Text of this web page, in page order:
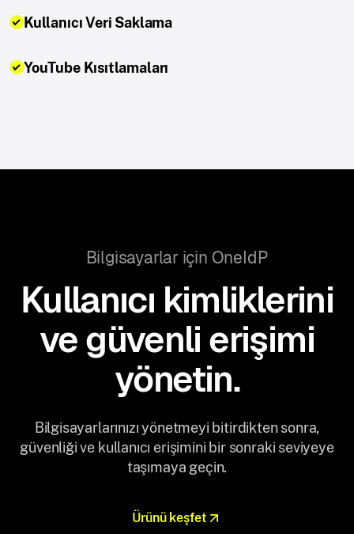
Kullanıcı Veri Saklama
YouTube Kısıtlamaları
Bilgisayarlar için OneIdP
Kullanıcı kimliklerini
ve güvenli erişimi
yönetin.
Bilgisayarlarınızı yönetmeyi bitirdikten sonra,
güvenliği ve kullanıcı erişimini bir sonraki seviyeye
taşımaya geçin.
Ürünü keşfet